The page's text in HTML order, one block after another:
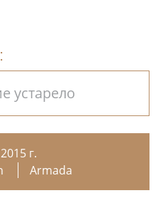
устарело
г.
Armada